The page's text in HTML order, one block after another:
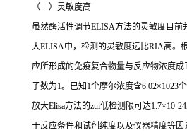
（一）灵敏度高
虽然酶活性调节ELISA方法的灵敏度目前
大ELISA中，检测的灵敏度远比RIA高。
应所形成的免疫复合物量与反应物浓度
子数为1。已知 1个摩尔浓度含6.02×1023
放大Elisa方法的zui低检测限可达1.7×10-
于反应条件和试剂纯度以及仪器精度等